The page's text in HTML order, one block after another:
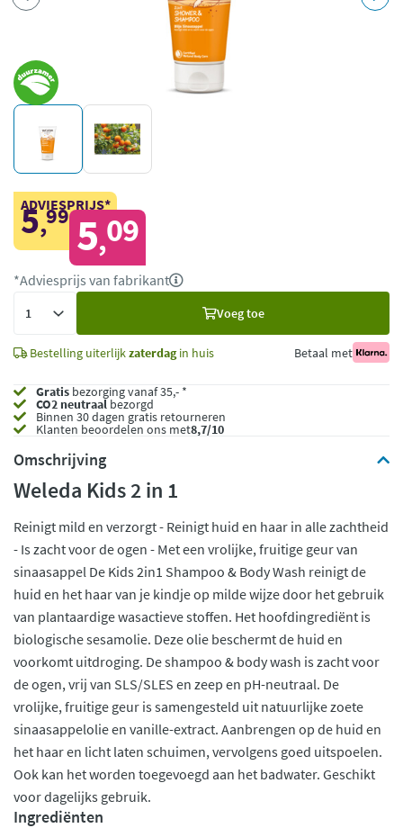
ADVIESPRIJS*
5,99 5,09
*Adviesprijs van fabrikant
Voeg toe
Bestelling uiterlijkzaterdagin huis Betaal met
Gratis bezorging vanaf 35,- *
CO2 neutraalbezorgd
Binnen 30 dagen gratis retourneren
Klanten beoordelen ons met8,7/10
Omschrijving
Weleda Kids 2 in 1
Reinigt mild en verzorgt - Reinigt huid en haar in alle zachtheid
- Is zacht voor de ogen - Met een vrolijke, fruitige geur van
sinaasappel De Kids 2in1 Shampoo & Body Wash reinigt de
huid en het haar van je kindje op milde wijze door het gebruik
van plantaardige wasactieve stoffen. Het hoofdingrediënt is
biologische sesamolie. Deze olie beschermt de huid en
voorkomt uitdroging. De shampoo & body wash is zacht voor
de ogen, vrij van SLS/SLES en zeep en pH-neutraal. De
vrolijke, fruitige geur is samengesteld uit natuurlijke zoete
sinaasappelolie en vanille-extract. Aanbrengen op de huid en
het haar en licht laten schuimen, vervolgens goed uitspoelen.
Ook kan het worden toegevoegd aan het badwater. Geschikt
voor dagelijks gebruik.
Ingrediënten